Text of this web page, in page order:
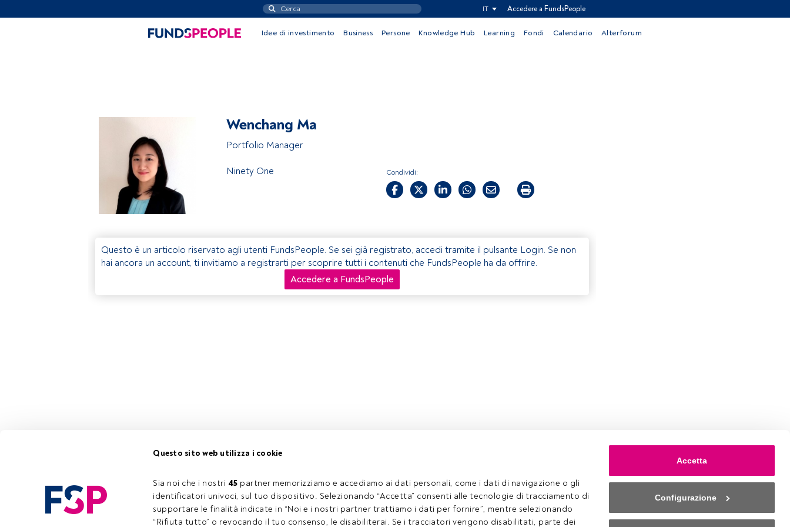
Questo sito web utilizza i cookie
Sia noi che i nostri 45 partner memorizziamo e accediamo ai dati personali, come i dati di navigazione o gli
identificatori univoci, sul tuo dispositivo. Selezionando “Accetta” consenti alle tecnologie di tracciamento di
supportare le finalità indicate in “Noi e i nostri partner trattiamo i dati per fornire”, mentre selezionando
“Rifiuta tutto” o revocando il tuo consenso, le disabiliterai. Se i tracciatori vengono disabilitati, parte dei
Accetta
Configurazione
IT Accedere a FundsPeople
Idee di investimento Business Persone Knowledge Hub Learning Fondi Calendario Alterforum
Wenchang Ma
Portfolio Manager
Ninety One Condividi:
Questo è un articolo riservato agli utenti FundsPeople. Se sei già registrato, accedi tramite il pulsante Login. Se non
hai ancora un account, ti invitiamo a registrarti per scoprire tutti i contenuti che FundsPeople ha da offrire.
Accedere a FundsPeople